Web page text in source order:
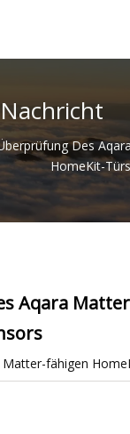
Nachricht
Des
HomeKit-
Aqara
fähigen